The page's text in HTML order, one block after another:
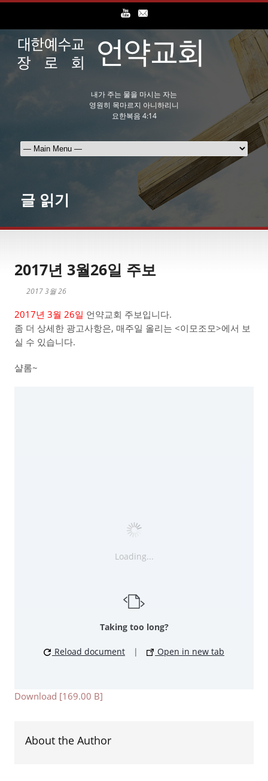
내가 주는 물을 마시는 자는
영원히 목마르지 아니하리니
요한복음 4:14
글 읽기
2017년 3월26일 주보
2017 3월 26
2017년 3월 26일 언약교회 주보입니다.
좀 더 상세한 광고사항은, 매주일 올리는 <이모조모>에서 보
실 수 있습니다.
샬롬~
Loading...
Taking too long?
Reload document | Open in new tab
Download [169.00 B]
About the Author